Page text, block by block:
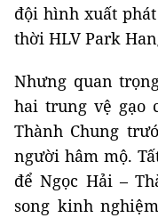
đội hình xuất
thời HLV Park
Nhưng quan
hai trung vệ gạo
Thành Chung
người hâm mộ.
để Ngọc Hải –
song kinh